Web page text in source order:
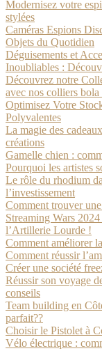
Modernisez votre
stylées
Caméras Espions
Objets du Quotidien
Déguisements et
Inoubliables :
Découvrez notre
avec nos colliers bola
Optimisez Votre
Polyvalentes
La magie des
créations
Gamelle chien :
Pourquoi les artistes
Le rôle du rhodium
l’investissement
Comment trouver
Streaming Wars
l’Artillerie Lourde !
Comment améliorer
Comment réussir
Créer une société
Réussir son voyage
conseils
Team building en
parfait??
Choisir le Pistolet à
Vélo électrique :